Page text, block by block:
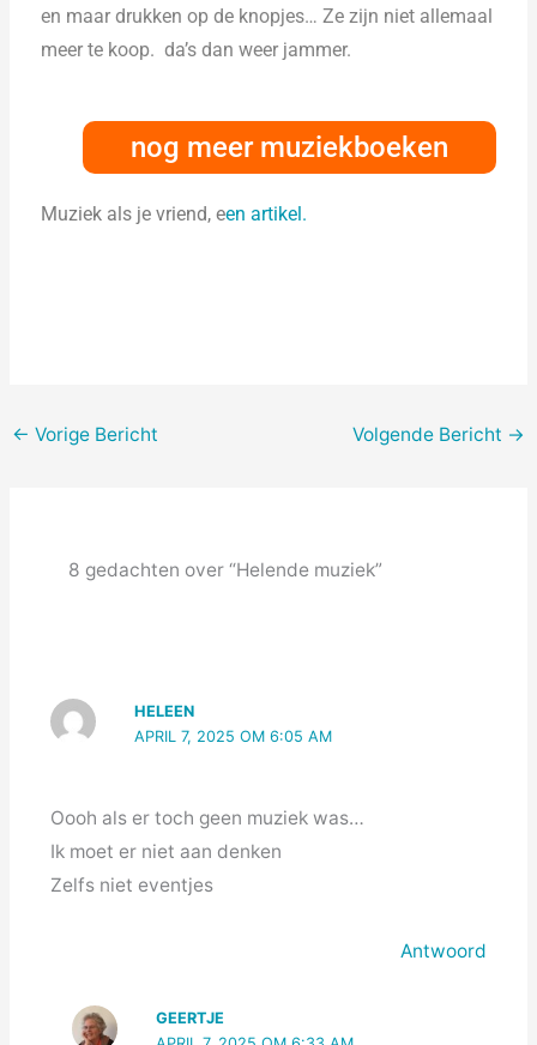
en maar drukken op de knopjes… Ze zijn niet allemaal
meer te koop. da’s dan weer jammer.
nog meer muziekboeken
Muziek als je vriend, een artikel.
← Vorige Bericht Volgende Bericht →
8 gedachten over “Helende muziek”
HELEEN
APRIL 7, 2025 OM 6:05 AM
Oooh als er toch geen muziek was…
Ik moet er niet aan denken
Zelfs niet eventjes
Antwoord
GEERTJE